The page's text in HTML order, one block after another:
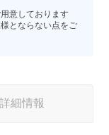
意しております
とならない点をご
詳細情報